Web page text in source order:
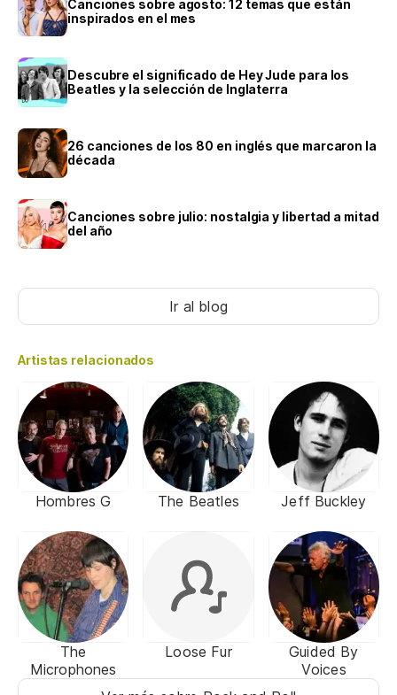
Canciones sobre agosto: 12 temas que están
inspirados en el mes
Descubre el significado de Hey Jude para los
Beatles y la selección de Inglaterra
26 canciones de los 80 en inglés que marcaron la
década
Canciones sobre julio: nostalgia y libertad a mitad
del año
Ir al blog
Artistas relacionados
Hombres G The Beatles Jeff Buckley
The
Microphones
Loose Fur
Guided By
Voices